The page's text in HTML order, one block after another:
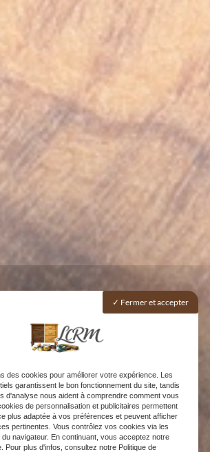
Fermer et accepter
des cookies pour améliorer votre expérience. Les
garantissent le bon fonctionnement du site, tandis
d'analyse nous aident à comprendre comment vous
de personnalisation et publicitaires permettent
plus adaptée à vos préférences et peuvent afficher
pertinentes. Vous contrôlez vos cookies via les
navigateur. En continuant, vous acceptez notre
Pour plus d'infos, consultez notre Politique de